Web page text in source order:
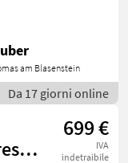
am Blasenstein
Da 17 giorni online
699 €
IVA
indetraibile